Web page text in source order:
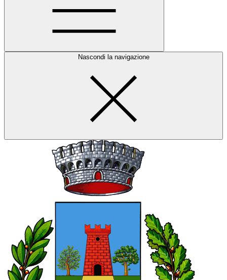
Nascondi la navigazione